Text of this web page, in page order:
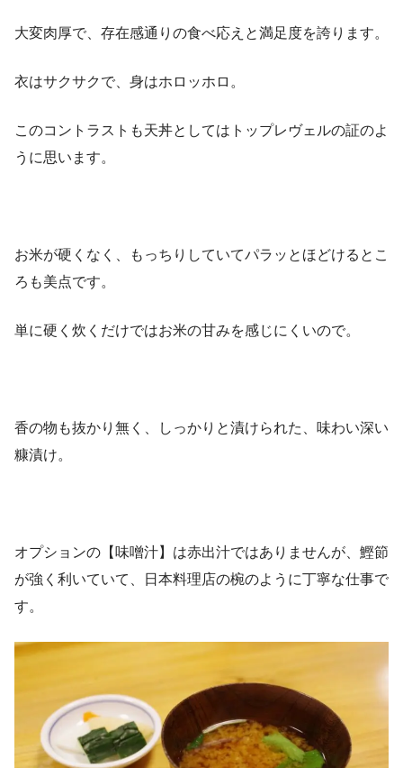
大変肉厚で、存在感通りの食べ応えと満足度を誇ります。
衣はサクサクで、身はホロッホロ。
このコントラストも天丼としてはトップレヴェルの証のよ
うに思います。
お米が硬くなく、もっちりしていてパラッとほどけるとこ
ろも美点です。
単に硬く炊くだけではお米の甘みを感じにくいので。
香の物も抜かり無く、しっかりと漬けられた、味わい深い
糠漬け。
オプションの【味噌汁】は赤出汁ではありませんが、鰹節
が強く利いていて、日本料理店の椀のように丁寧な仕事で
す。